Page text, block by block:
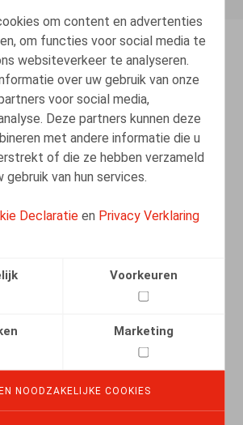
om content en advertenties
om functies voor social media te
websiteverkeer te analyseren.
over uw gebruik van onze
voor social media,
Deze partners kunnen deze
met andere informatie die u
of die ze hebben verzameld
gebruik van hun services.
Declaratie en Privacy Verklaring
Voorkeuren
Marketing
NOODZAKELIJKE COOKIES
10.02.2026
, 2026, nr. 1, pp. 1 - 8
Medewerker